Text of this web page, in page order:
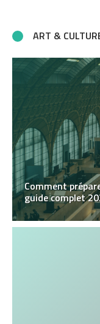
ART &
Comment
guide complet